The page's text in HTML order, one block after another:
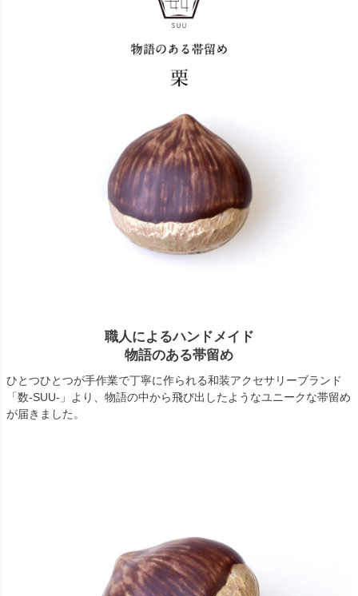
職人によるハンドメイド
物語のある帯留め
ひとつひとつが手作業で丁寧に作られる和装アクセサリーブランド
「数-SUU-」より、物語の中から飛び出したようなユニークな帯留め
が届きました。